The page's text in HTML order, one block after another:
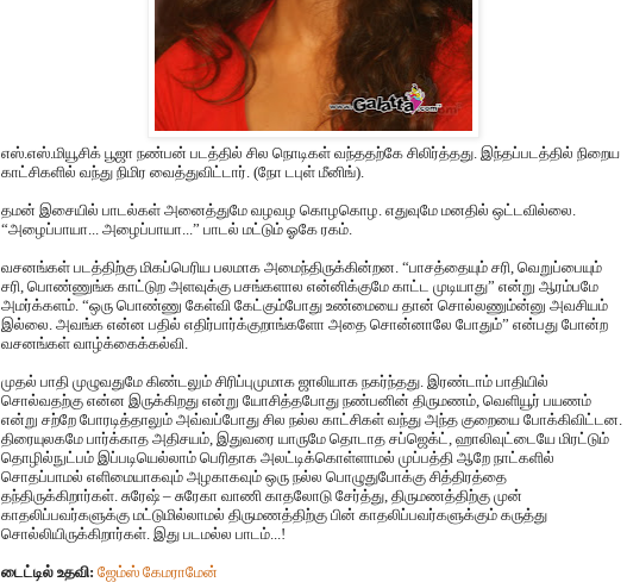
எஸ்.எஸ்.மியூசிக் பூஜா நண்பன் படத்தில் சில நொடிகள் வந்ததற்கே சிலிர்த்தது. இந்தப்படத்தில் நிறைய
காட்சிகளில் வந்து நிமிர வைத்துவிட்டார். (நோ டபுள் மீனிங்).
தமன் இசையில் பாடல்கள் அனைத்துமே வழவழ கொழகொழ. எதுவுமே மனதில் ஒட்டவில்லை.
“அழைப்பாயா... அழைப்பாயா...” பாடல் மட்டும் ஓகே ரகம்.
வசனங்கள் படத்திற்கு மிகப்பெரிய பலமாக அமைந்திருக்கின்றன. “பாசத்தையும் சரி, வெறுப்பையும்
சரி, பொண்ணுங்க காட்டுற அளவுக்கு பசங்களால என்னிக்குமே காட்ட முடியாது” என்று ஆரம்பமே
அமர்க்களம். “ஒரு பொண்ணு கேள்வி கேட்கும்போது உண்மையை தான் சொல்லணும்ன்னு அவசியம்
இல்லை. அவங்க என்ன பதில் எதிர்பார்க்குறாங்களோ அதை சொன்னாலே போதும்” என்பது போன்ற
வசனங்கள் வாழ்க்கைக்கல்வி.
முதல் பாதி முழுவதுமே கிண்டலும் சிரிப்புமுமாக ஜாலியாக நகர்ந்தது. இரண்டாம் பாதியில்
சொல்வதற்கு என்ன இருக்கிறது என்று யோசித்தபோது நண்பனின் திருமணம், வெளியூர் பயணம்
என்று சற்றே போரடித்தாலும் அவ்வப்போது சில நல்ல காட்சிகள் வந்து அந்த குறையை போக்கிவிட்டன.
திரையுலகமே பார்க்காத அதிசயம், இதுவரை யாருமே தொடாத சப்ஜெக்ட், ஹாலிவுட்டையே மிரட்டும்
தொழில்நுட்பம் இப்படியெல்லாம் பெரிதாக அலட்டிக்கொள்ளாமல் முப்பத்தி ஆறே நாட்களில்
சொதப்பாமல் எளிமையாகவும் அழகாகவும் ஒரு நல்ல பொழுதுபோக்கு சித்திரத்தை
தந்திருக்கிறார்கள். சுரேஷ் – சுரேகா வாணி காதலோடு சேர்த்து, திருமணத்திற்கு முன்
காதலிப்பவர்களுக்கு மட்டுமில்லாமல் திருமணத்திற்கு பின் காதலிப்பவர்களுக்கும் கருத்து
சொல்லியிருக்கிறார்கள். இது படமல்ல பாடம்...!
டைட்டில் உதவி: ஜேம்ஸ் கேமராமேன்